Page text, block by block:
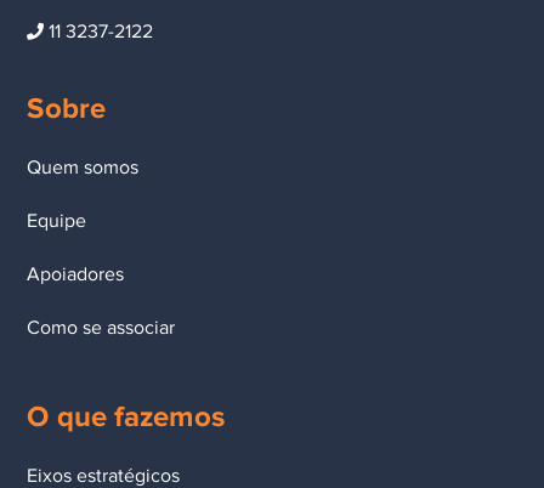
11 3237-2122
Sobre
Quem somos
Equipe
Apoiadores
Como se associar
O que fazemos
Eixos estratégicos